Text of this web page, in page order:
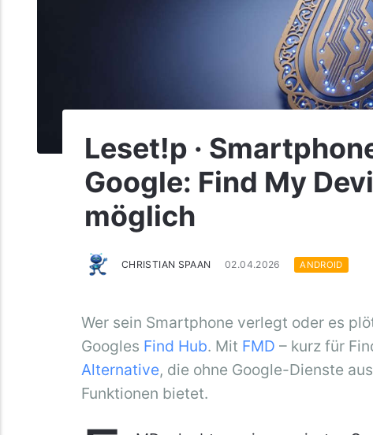
Leset!p ·
Google: Find My
möglich
CHRISTIAN SPAAN 02.04.2026 ANDROID
Wer sein Smartphone verlegt oder es
Googles Find Hub. Mit FMD – kurz für
Alternative, die ohne Google-Dienste
Funktionen bietet.